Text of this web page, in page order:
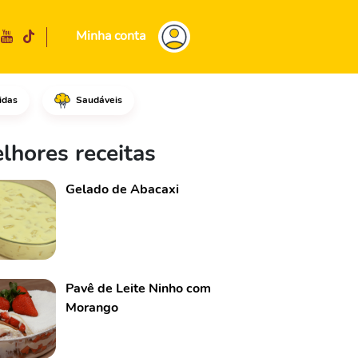
Minha conta
Saudáveis
para
receitas
Gelado de Abacaxi
Pavê de Leite Ninho com
Morango